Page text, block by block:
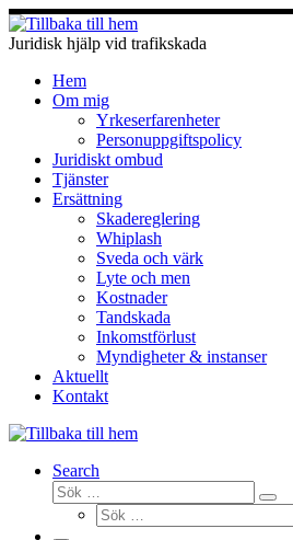
Hoppa
till
Juridisk hjälp vid trafikskada
Hem
Om mig
Yrkeserfarenheter
Personuppgiftspolicy
Juridiskt ombud
Tjänster
Ersättning
Skadereglering
Whiplash
Sveda och värk
Lyte och men
Kostnader
Tandskada
Inkomstförlust
Myndigheter & instanser
Aktuellt
Kontakt
Search
Sök
Sök
Sök